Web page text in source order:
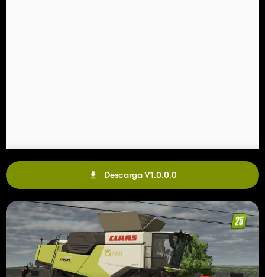
Descarga V1.0.0.0